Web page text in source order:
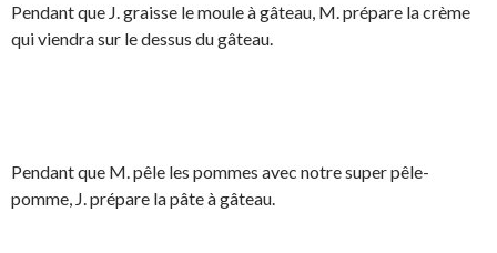
Pendant que J. graisse le moule à gâteau, M. prépare la crème
qui viendra sur le dessus du gâteau.
Pendant que M. pêle les pommes avec notre super pêle-
pomme, J. prépare la pâte à gâteau.